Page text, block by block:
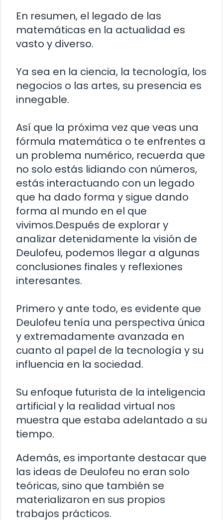
En resumen, el legado de las
matemáticas en la actualidad es
vasto y diverso.
Ya sea en la ciencia, la tecnología, los
negocios o las artes, su presencia es
innegable.
Así que la próxima vez que veas una
fórmula matemática o te enfrentes a
un problema numérico, recuerda que
no solo estás lidiando con números,
estás interactuando con un legado
que ha dado forma y sigue dando
forma al mundo en el que
vivimos.Después de explorar y
analizar detenidamente la visión de
Deulofeu, podemos llegar a algunas
conclusiones finales y reflexiones
interesantes.
Primero y ante todo, es evidente que
Deulofeu tenía una perspectiva única
y extremadamente avanzada en
cuanto al papel de la tecnología y su
influencia en la sociedad.
Su enfoque futurista de la inteligencia
artificial y la realidad virtual nos
muestra que estaba adelantado a su
tiempo.
Además, es importante destacar que
las ideas de Deulofeu no eran solo
teóricas, sino que también se
materializaron en sus propios
trabajos prácticos.